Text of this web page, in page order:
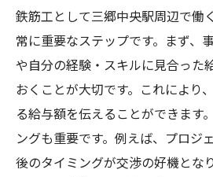
鉄筋工として三郷中央駅周辺で働
常に重要なステップです。まず、
や自分の経験・スキルに見合った
おくことが大切です。これにより
る給与額を伝えることができます
ングも重要です。例えば、プロジ
後のタイミングが交渉の好機とな